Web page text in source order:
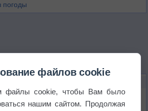
погоды
лета не сдаётся
файлов cookie
файлы cookie, чтобы Вам было
нашим сайтом. Продолжая